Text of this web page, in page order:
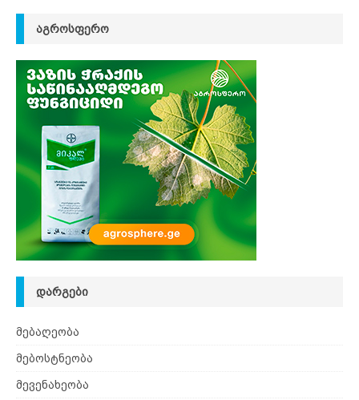
ᲐᲒᲠᲝᲡᲤᲔᲠᲝ
ᲓᲐᲠᲒᲔᲑᲘ
მებაღეობა
მებოსტნეობა
მევენახეობა